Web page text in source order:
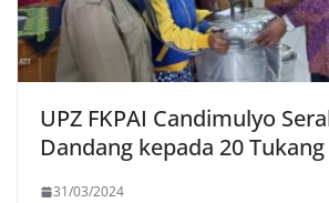
UPZ FKPAI Candimulyo
Dandang kepada 20
31/03/2024